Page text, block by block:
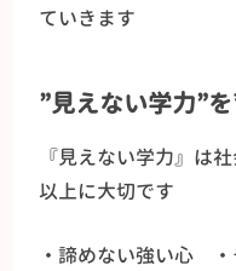
ていきます
”見えない学力”
『見えない学力』は
以上に大切です
・諦めない強い心